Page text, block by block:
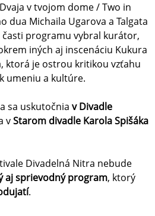
v tvojom dome / Two in
dua Michaila Ugarova a Talgata
časti programu vybral kurátor,
iných aj inscenáciu Kukura
ktorá je ostrou kritikou vzťahu
umeniu a kultúre.
sa uskutočnia v Divadle
vStarom divadle Karola Spišáka
Divadelná Nitra nebude
aj sprievodný program, ktorý
.